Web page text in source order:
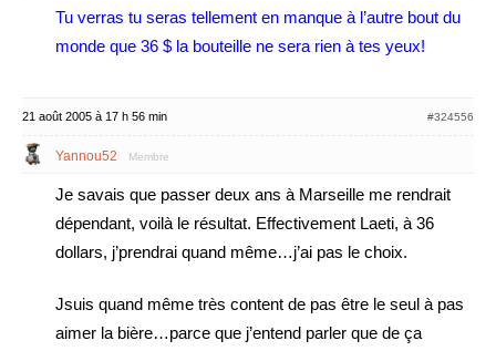
Tu verras tu seras tellement en manque à l’autre bout du
monde que 36 $ la bouteille ne sera rien à tes yeux!
21 août 2005 à 17 h 56 min #324556
Yannou52 Membre
Je savais que passer deux ans à Marseille me rendrait
dépendant, voilà le résultat. Effectivement Laeti, à 36
dollars, j’prendrai quand même…j’ai pas le choix.
Jsuis quand même très content de pas être le seul à pas
aimer la bière…parce que j’entend parler que de ça